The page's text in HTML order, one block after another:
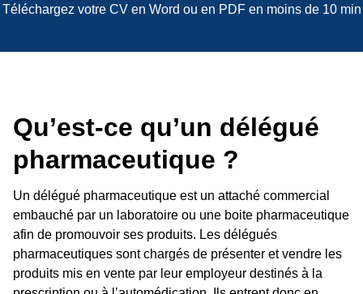
Téléchargez votre CV en Word ou en PDF en moins de 10 min
Qu’est-ce qu’un délégué
pharmaceutique ?
Un délégué pharmaceutique est un attaché commercial
embauché par un laboratoire ou une boite pharmaceutique
afin de promouvoir ses produits. Les délégués
pharmaceutiques sont chargés de présenter et vendre les
produits mis en vente par leur employeur destinés à la